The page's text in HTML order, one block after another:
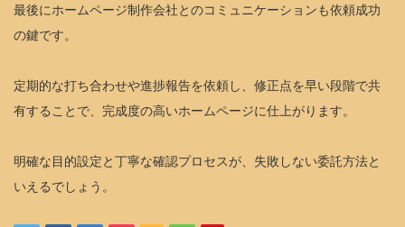
最後にホームページ制作会社とのコミュニケーションも依頼成功
の鍵です。
定期的な打ち合わせや進捗報告を依頼し、修正点を早い段階で共
有することで、完成度の高いホームページに仕上がります。
明確な目的設定と丁寧な確認プロセスが、失敗しない委託方法と
いえるでしょう。